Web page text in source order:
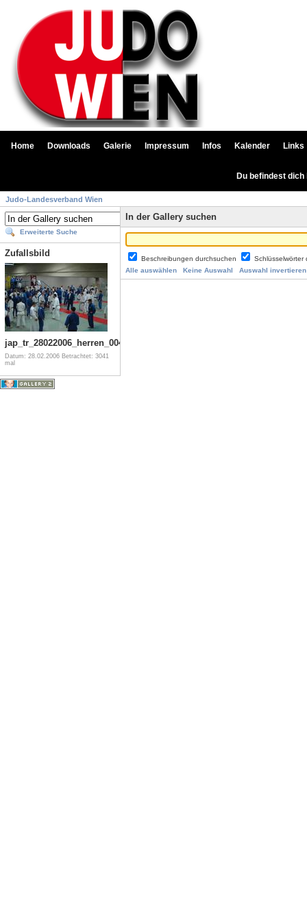
Home Downloads Galerie Impressum Infos Kalender Links
Du befindest
Judo-Landesverband Wien
Erweiterte Suche
Zufallsbild
jap_tr_28022006_herren_004
Datum: 28.02.2006 Betrachtet: 3041
mal
In der Gallery suchen
Beschreibungen durchsuchen
Alle auswählen
Keine Auswahl Auswahl invertieren